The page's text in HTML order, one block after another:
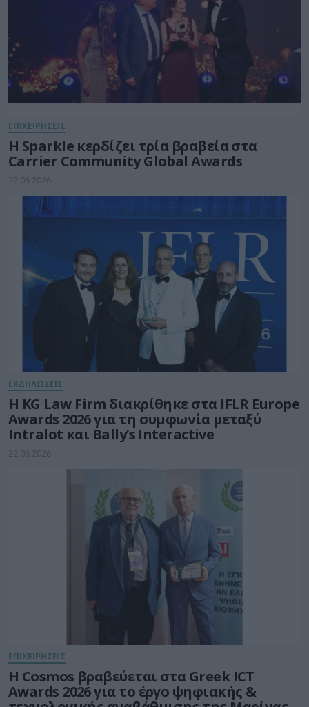
ΕΠΙΧΕΙΡΗΣΕΙΣ
Η Sparkle κερδίζει τρία βραβεία στα
Carrier Community Global Awards
22.06.2026
ΕΚΔΗΛΩΣΕΙΣ
Η KG Law Firm διακρίθηκε στα IFLR Europe
Awards 2026 για τη συμφωνία μεταξύ
Intralot και Bally’s Interactive
22.06.2026
ΕΠΙΧΕΙΡΗΣΕΙΣ
Η Cosmos βραβεύεται στα Greek ICT
Awards 2026 για το έργο ψηφιακής &